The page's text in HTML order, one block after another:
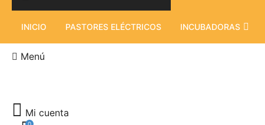
INICIO PASTORES ELÉCTRICOS INCUBADORAS
Menú
Mi cuenta